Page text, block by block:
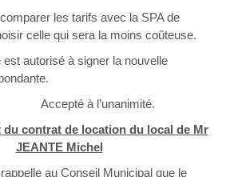
les tarifs avec la SPA de
celle qui sera la moins coûteuse.
autorisé à signer la nouvelle
à l’unanimité.
du contrat de location du local de Mr
JEANTE Michel
au Conseil Municipal que le